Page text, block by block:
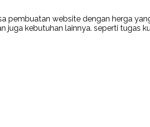
pembuatan website dengan herga
kebutuhan lainnya. seperti tugas